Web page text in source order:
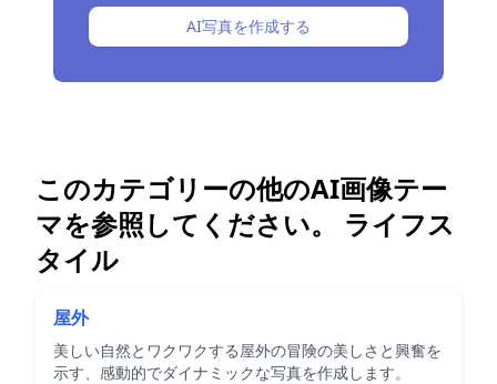
AI写真を作成する
このカテゴリーの他のAI画像テー
マを参照してください。
ライフス
タイル
屋外
美しい自然とワクワクする屋外の冒険の美しさと興奮を
示す、感動的でダイナミックな写真を作成します。